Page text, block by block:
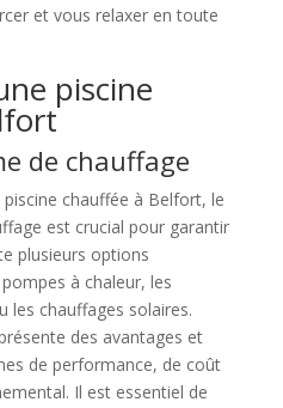
et vous relaxer en toute
piscine
de chauffage
piscine chauffée à Belfort, le
est crucial pour garantir
plusieurs options
à chaleur, les
les chauffages solaires.
des avantages et
de performance, de coût
Il est essentiel de